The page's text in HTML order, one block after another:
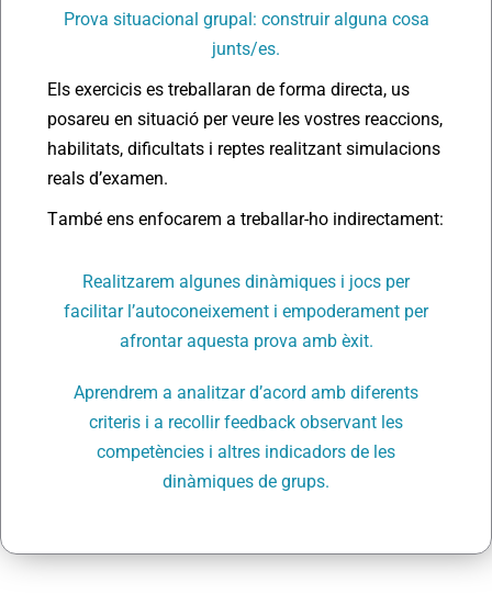
Prova situacional grupal: construir alguna cosa
junts/es.
Els exercicis es treballaran de forma directa, us
posareu en situació per veure les vostres reaccions,
habilitats, dificultats i reptes realitzant simulacions
reals d’examen.
També ens enfocarem a treballar-ho indirectament:
Realitzarem algunes dinàmiques i jocs per
facilitar l’autoconeixement i empoderament per
afrontar aquesta prova amb èxit.
Aprendrem a analitzar d’acord amb diferents
criteris i a recollir feedback observant les
competències i altres indicadors de les
dinàmiques de grups.